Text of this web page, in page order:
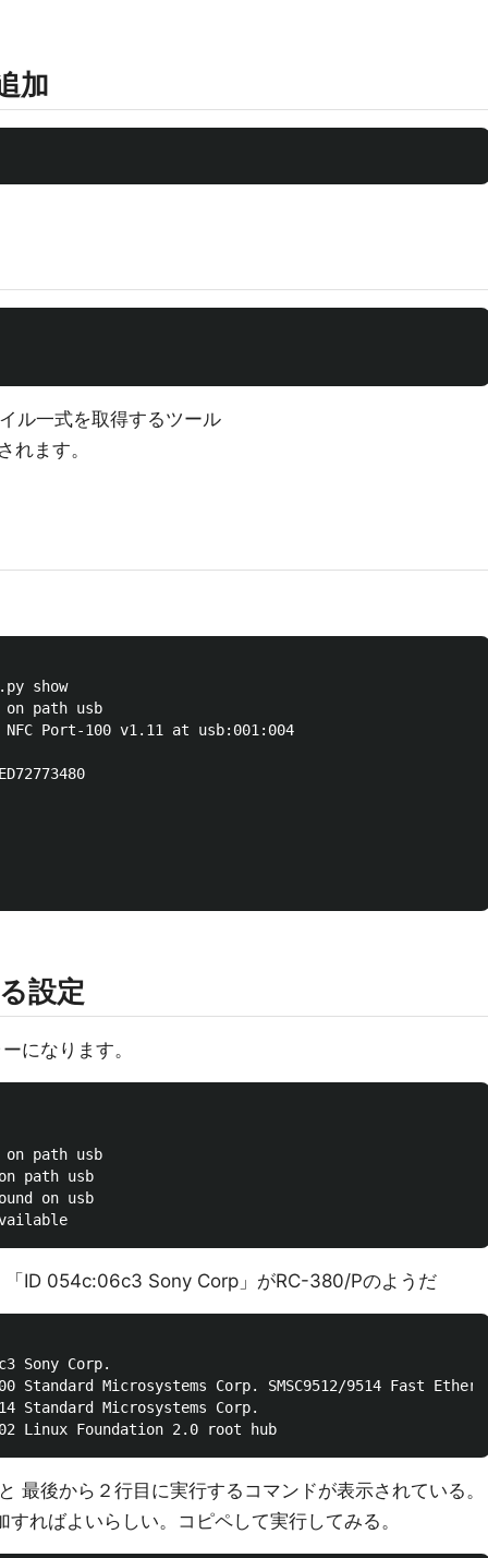
加
ル一式を取得するツール
れます。
path usb
Port-100 v1.11 at usb:001:004
設定
になります。
path usb
path usb
on usb
ID 054c:06c3 Sony Corp」がRC-380/Pのようだ
Sony Corp.
Standard Microsystems Corp. SMSC9512/9514 Fast
Standard Microsystems Corp.
最後から２行目に実行するコマンドが表示されている。
ればよいらしい。コピペして実行してみる。